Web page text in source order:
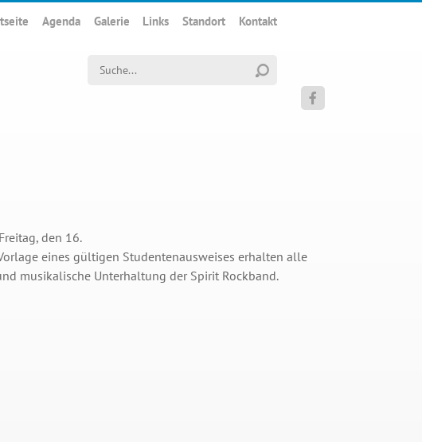
Agenda Galerie Links Standort Kontakt
Suchwort

den 16.
eines gültigen Studentenausweises erhalten alle
musikalische Unterhaltung der Spirit Rockband.